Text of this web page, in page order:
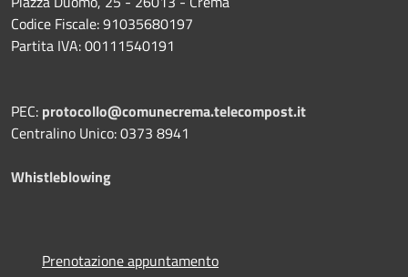
Codice Fiscale: 91035680197
Partita IVA: 00111540191
PEC: protocollo@comunecrema.telecompost.it
Centralino Unico: 0373 8941
Whistleblowing
Prenotazione appuntamento